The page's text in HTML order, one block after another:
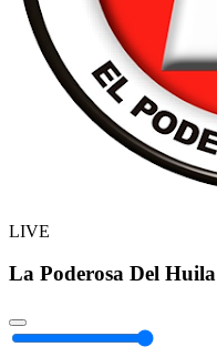
LIVE
La Poderosa Del Huila